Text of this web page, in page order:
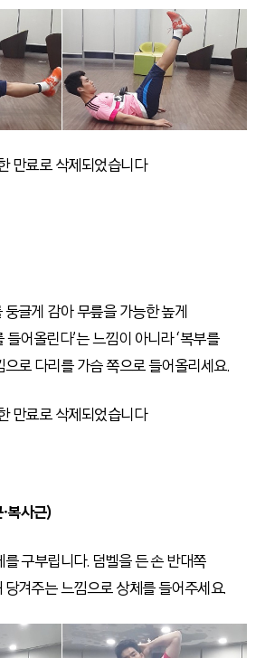
만료로 삭제되었습니다
글게 감아 무릎을 가능한 높게
들어올린다’는 느낌이 아니라 ‘복부를
으로 다리를 가슴 쪽으로 들어올리세요.
만료로 삭제되었습니다
복사근)
구부립니다. 덤벨을 든 손 반대쪽
겨주는 느낌으로 상체를 들어주세요.